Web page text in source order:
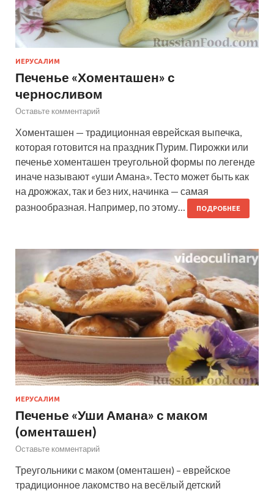
ИЕРУСАЛИМ
Печенье «Хоменташен» с
черносливом
Оставьте комментарий
Хоменташен — традиционная еврейская выпечка,
которая готовится на праздник Пурим. Пирожки или
печенье хоменташен треугольной формы по легенде
иначе называют «уши Амана». Тесто может быть как
на дрожжах, так и без них, начинка — самая
разнообразная. Например, по этому…
ПОДРОБНЕЕ
ИЕРУСАЛИМ
Печенье «Уши Амана» с маком
(оменташен)
Оставьте комментарий
Треугольники с маком (оменташен) – еврейское
традиционное лакомство на весёлый детский